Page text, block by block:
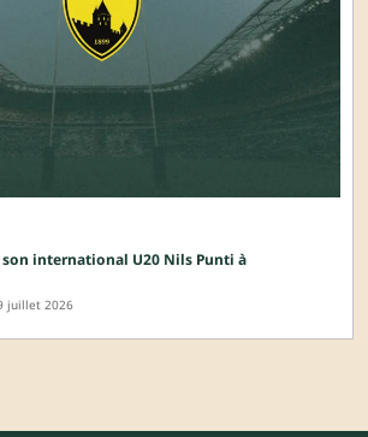
international U20 Nils Punti à
juillet 2026